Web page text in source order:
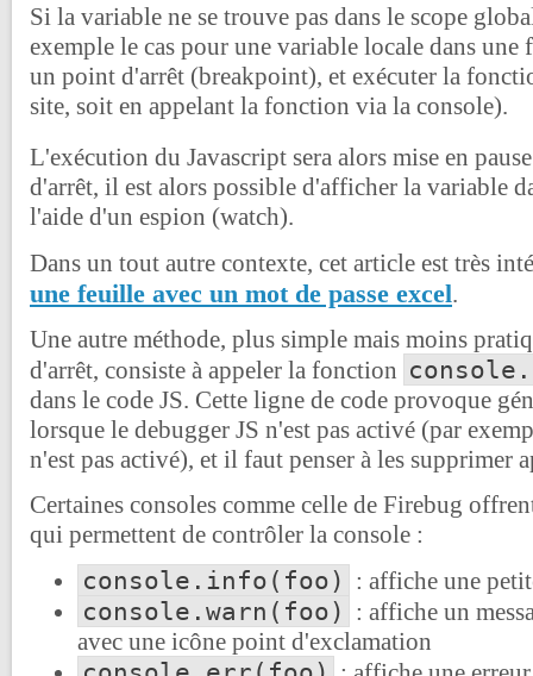
Si la variable ne se trouve pas dans le scope
exemple le cas pour une variable locale dans
un point d'arrêt (breakpoint), et exécuter la
site, soit en appelant la fonction via la console).
L'exécution du Javascript sera alors mise en
d'arrêt, il est alors possible d'afficher la variable
l'aide d'un espion (watch).
Dans un tout autre contexte, cet article est très
une feuille avec un mot de passe excel.
Une autre méthode, plus simple mais moins
d'arrêt, consiste à appeler la fonction
dans le code JS. Cette ligne de code provoque
lorsque le debugger JS n'est pas activé (par
n'est pas activé), et il faut penser à les supprimer
Certaines consoles comme celle de Firebug
qui permettent de contrôler la console :
console.info(foo) : affiche une
console.warn(foo) : affiche un
avec une icône point d'exclamation